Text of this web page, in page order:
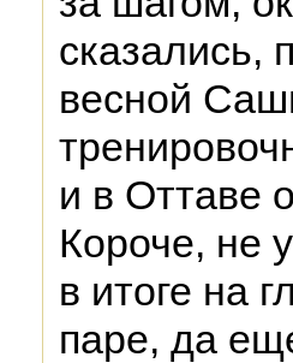
сказались,
весной
и в Оттаве
Короче, не
в итоге на
паре, да